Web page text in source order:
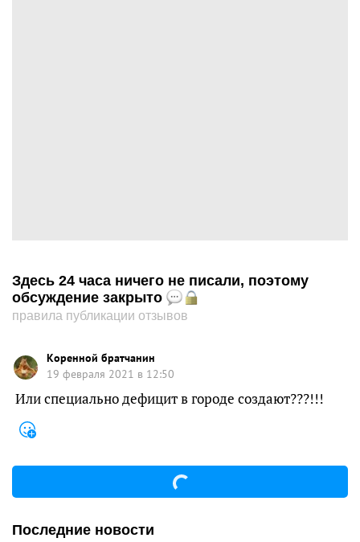
Здесь 24 часа ничего не писали, поэтому
обсуждение закрыто
правила публикации отзывов
Коренной братчанин
19 февраля 2021 в 12:50
Или специально дефицит в городе создают???!!!
Последние новости